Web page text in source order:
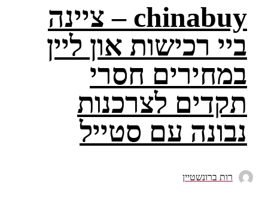
chinabuy – ציינה
ביי רכישות און ליין
במחירים חסרי
תקדים לצרכנות
נבונה עם סטייל
רות ברונשטיין